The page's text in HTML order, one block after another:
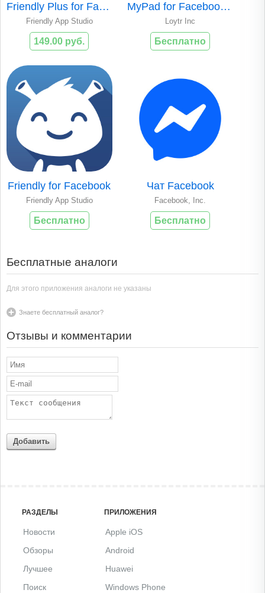
Friendly Plus for Facebook
Friendly App Studio
149.00 руб.
MyPad for Facebook & Instagram
Loytr Inc
Бесплатно
Friendly for Facebook
Friendly App Studio
Бесплатно
Чат Facebook
Facebook, Inc.
Бесплатно
Бесплатные аналоги
Для этого приложения аналоги не указаны
Знаете бесплатный аналог?
Отзывы и комментарии
Добавить
РАЗДЕЛЫ
Новости
Обзоры
Лучшее
Поиск
ПРИЛОЖЕНИЯ
Apple iOS
Android
Huawei
Windows Phone